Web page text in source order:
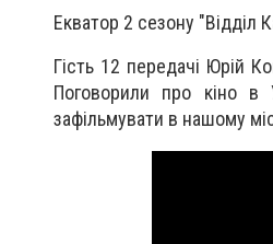
Екватор 2 сезону "Відділ
Гість 12 передачі Юрій
Поговорили про кіно в
зафільмувати в нашому